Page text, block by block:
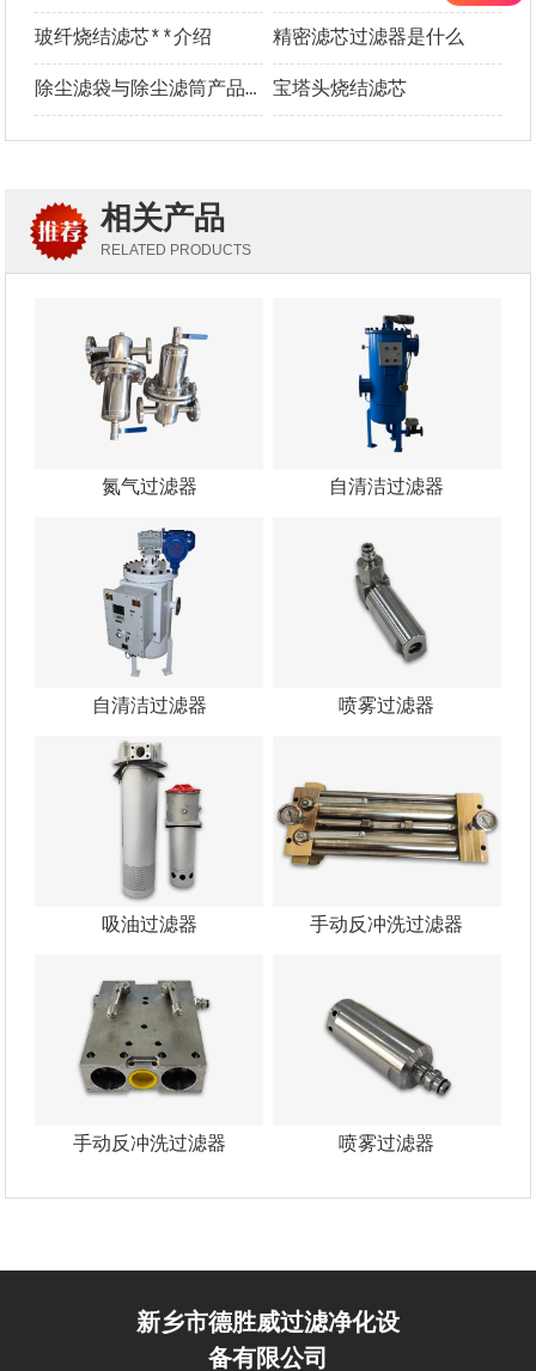
玻纤烧结滤芯**介绍 精密滤芯过滤器是什么
除尘滤袋与除尘滤筒产品介绍及优势对比 宝塔头烧结滤芯
相关产品
RELATED PRODUCTS
氮气过滤器 自清洁过滤器
自清洁过滤器 喷雾过滤器
吸油过滤器 手动反冲洗过滤器
手动反冲洗过滤器 喷雾过滤器
新乡市德胜威过滤净化设
备有限公司